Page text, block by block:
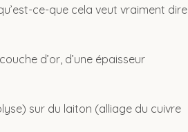
ce-que cela veut vraiment dire
d’or, d’une épaisseur
sur du laiton (alliage du cuivre